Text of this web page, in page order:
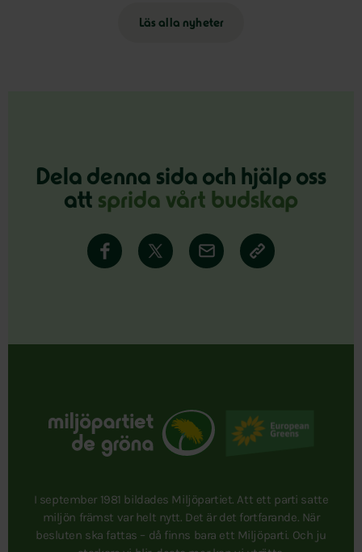
Läs alla nyheter
Dela denna sida och hjälp oss
att sprida vårt budskap
I september 1981 bildades Miljöpartiet. Att ett parti satte
miljön främst var helt nytt. Det är det fortfarande. När
besluten ska fattas – då finns bara ett Miljöparti. Och ju